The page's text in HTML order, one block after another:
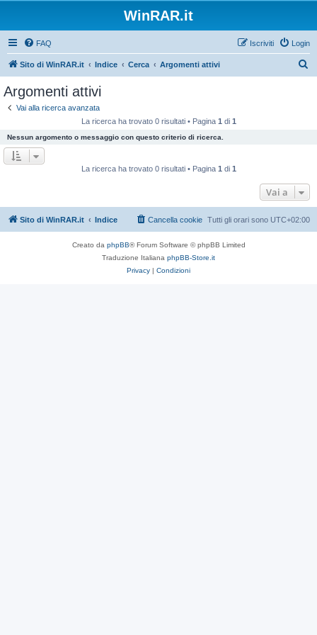
WinRAR.it
FAQ Login
Iscriviti
Sito di WinRAR.it Indice Cerca Argomenti attivi
Argomenti attivi
Vai alla ricerca avanzata
La ricerca ha trovato 0 risultati • Pagina 1 di 1
Nessun argomento o messaggio con questo criterio di ricerca.
La ricerca ha trovato 0 risultati • Pagina 1 di 1
Vai a
Sito di WinRAR.it Indice Tutti gli orari sono UTC+02:00
Cancella cookie
Creato da phpBB® Forum Software © phpBB Limited
Traduzione Italiana phpBB-Store.it
Privacy | Condizioni